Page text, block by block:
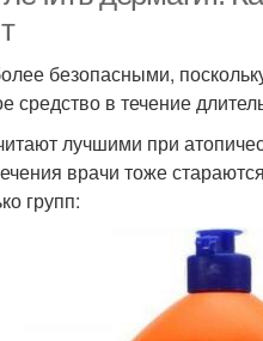
безопасными,
средство в течение
лучшими при
врачи тоже
групп: